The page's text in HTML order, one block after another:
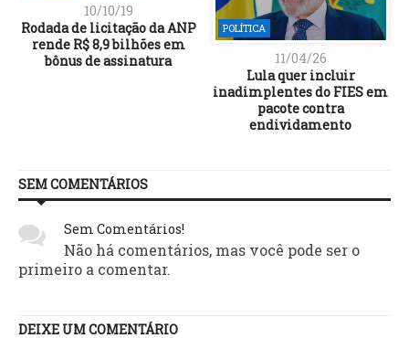
10/10/19
Rodada de licitação da ANP
rende R$ 8,9 bilhões em
bônus de assinatura
POLÍTICA
11/04/26
Lula quer incluir
inadimplentes do FIES em
pacote contra
endividamento
SEM COMENTÁRIOS
Sem Comentários!
Não há comentários, mas você pode ser o
primeiro a comentar.
DEIXE UM COMENTÁRIO